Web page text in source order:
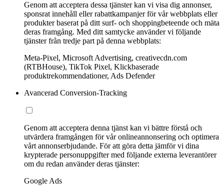
Genom att acceptera dessa tjänster kan vi visa dig annonser,
sponsrat innehåll eller rabattkampanjer för vår webbplats eller
produkter baserat på ditt surf- och shoppingbeteende och mäta
deras framgång. Med ditt samtycke använder vi följande
tjänster från tredje part på denna webbplats:
Meta-Pixel, Microsoft Advertising, creativecdn.com
(RTBHouse), TikTok Pixel, Klickbaserade
produktrekommendationer, Ads Defender
Avancerad Conversion-Tracking
Genom att acceptera denna tjänst kan vi bättre förstå och
utvärdera framgången för vår onlineannonsering och optimera
vårt annonserbjudande. För att göra detta jämför vi dina
krypterade personuppgifter med följande externa leverantörer
om du redan använder deras tjänster:
Google Ads